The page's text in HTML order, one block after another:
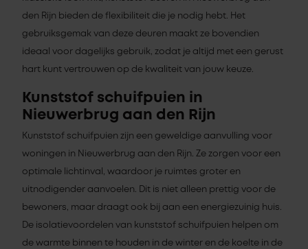
den Rijn bieden de flexibiliteit die je nodig hebt. Het
gebruiksgemak van deze deuren maakt ze bovendien
ideaal voor dagelijks gebruik, zodat je altijd met een gerust
hart kunt vertrouwen op de kwaliteit van jouw keuze.
Kunststof schuifpuien in
Nieuwerbrug aan den Rijn
Kunststof schuifpuien zijn een geweldige aanvulling voor
woningen in Nieuwerbrug aan den Rijn. Ze zorgen voor een
optimale lichtinval, waardoor je ruimtes groter en
uitnodigender aanvoelen. Dit is niet alleen prettig voor de
bewoners, maar draagt ook bij aan een energiezuinig huis.
De isolatievoordelen van kunststof schuifpuien helpen om
de warmte binnen te houden in de winter en de koelte in de